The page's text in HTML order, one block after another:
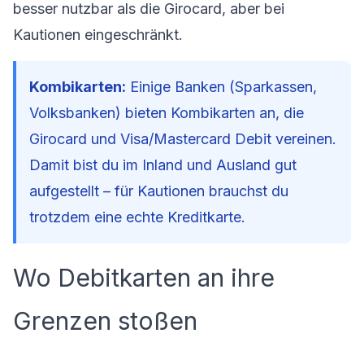
besser nutzbar als die Girocard, aber bei
Kautionen eingeschränkt.
Kombikarten: Einige Banken (Sparkassen,
Volksbanken) bieten Kombikarten an, die
Girocard und Visa/Mastercard Debit vereinen.
Damit bist du im Inland und Ausland gut
aufgestellt – für Kautionen brauchst du
trotzdem eine echte Kreditkarte.
Wo Debitkarten an ihre
Grenzen stoßen